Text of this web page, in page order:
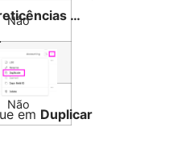
Não
Não
Não
…
em Duplicar